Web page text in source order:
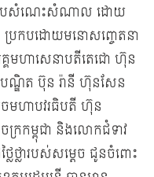
នជួបសំណេះសំណាល ដោយ
ប្រកបដោយមនោសញ្ចេតនា
គមហាសេនាបតីតេជោ ហ៊ុន
ធបណ្ឌិត ប៊ុន រ៉ានី ហ៊ុនសែន
ចមហាបវរធិបតី ហ៊ុន
ក្រកម្ពុជា និងលោកជំទាវ
លារបស់សម្ដេច ជូនចំពោះ